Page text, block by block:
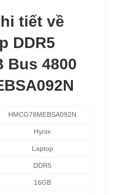
tiết về
DDR5
Bus 4800
HMCG78MEBSA092N
Hynix
Laptop
DDR5
16GB